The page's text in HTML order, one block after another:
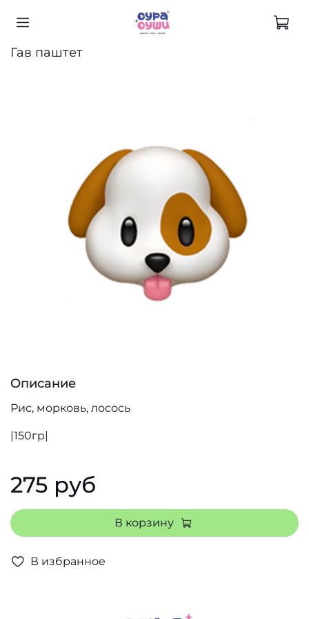
Гав паштет
В избранное
Описание
Рис, морковь, лосось
|150гр|
275 руб
В корзину